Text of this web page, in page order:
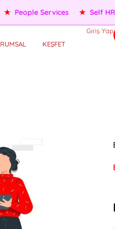
★ AI Agents ★ Performance
KEŞFET
Giriş Yap